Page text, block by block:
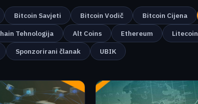
Bitcoin Savjeti Bitcoin Vodič Bitcoin Cijena
Tehnologija Alt Coins Ethereum Litecoin
Sponzorirani članak UBIK